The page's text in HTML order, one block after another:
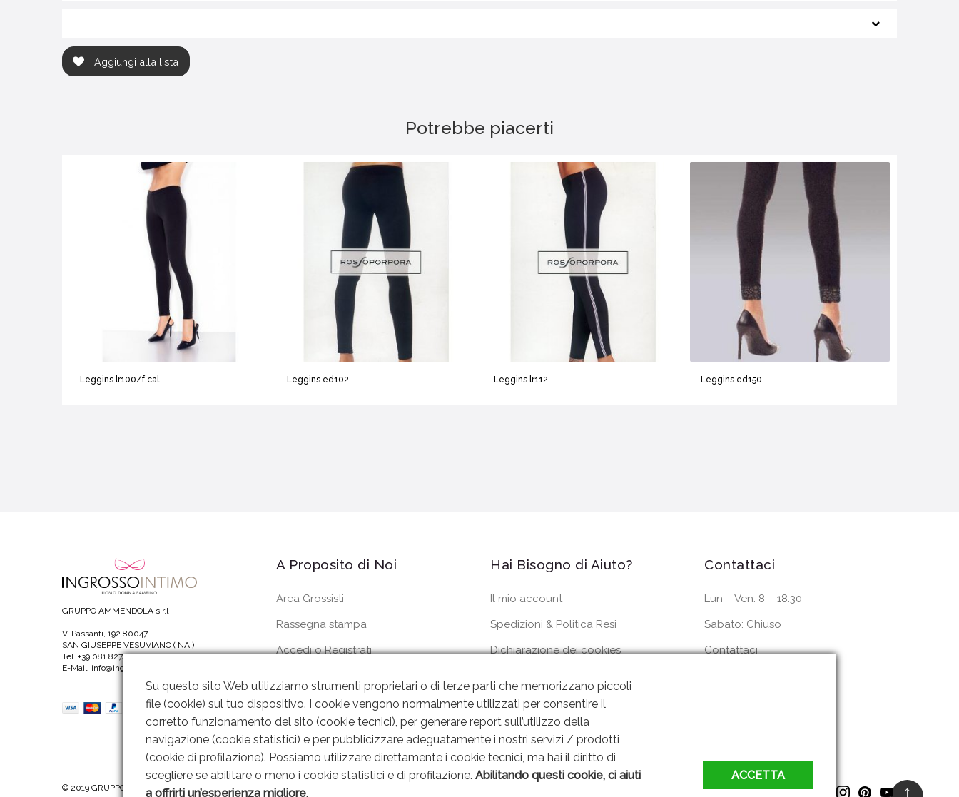
Aggiungi alla lista
Potrebbe piacerti
Leggins lr100/f cal. Leggins ed102 Leggins lr112 Leggins ed150
GRUPPO AMMENDOLA s.r.l
V. Passanti, 192 80047
SAN GIUSEPPE VESUVIANO ( NA )
Tel. +39.081 8274820
E-Mail: info@ingrossointimoitalia.it
A Proposito di Noi
Area Grossisti
Rassegna stampa
Accedi o Registrati
Hai Bisogno di Aiuto?
Il mio account
Spedizioni & Politica Resi
Dichiarazione dei cookies
Contattaci
Lun – Ven: 8 – 18.30
Sabato: Chiuso
Contattaci
© 2019 GRUPPO AMMENDOLA s.r.l P. IVA: 06221451211 |Web Design By SEOJAM
Su questo sito Web utilizziamo strumenti proprietari o di terze parti che memorizzano piccoli
file (cookie) sul tuo dispositivo. I cookie vengono normalmente utilizzati per consentire il
corretto funzionamento del sito (cookie tecnici), per generare report sull’utilizzo della
navigazione (cookie statistici) e per pubblicizzare adeguatamente i nostri servizi / prodotti
(cookie di profilazione). Possiamo utilizzare direttamente i cookie tecnici, ma hai il diritto di
scegliere se abilitare o meno i cookie statistici e di profilazione. Abilitando questi cookie, ci aiuti
a offrirti un’esperienza migliore.
ACCETTA